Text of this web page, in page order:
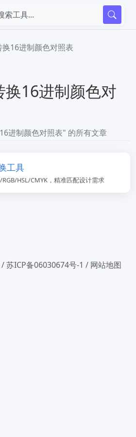
换16进制颜色对照表
换16进制颜色对
进制颜色对照表" 的所有文章
工具
HSL/CMYK，精准匹配设计需求
/苏ICP备06030674号-1 / 网站地图